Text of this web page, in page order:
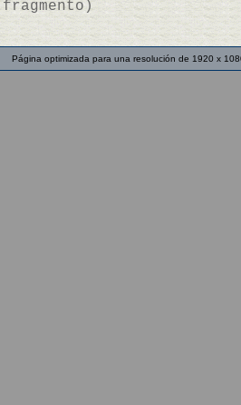
Página optimizada para una resolución de 1920 x